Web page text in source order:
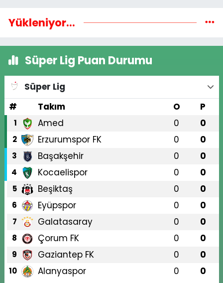
Yükleniyor...
Süper Lig Puan Durumu
Süper Lig
#
Takım O P
1 Amed 0 0
2 Erzurumspor FK 0 0
3 Başakşehir 0 0
4 Kocaelispor 0 0
5 Beşiktaş 0 0
6 Eyüpspor 0 0
7 Galatasaray 0 0
8 Çorum FK 0 0
9 Gaziantep FK 0 0
10 Alanyaspor 0 0